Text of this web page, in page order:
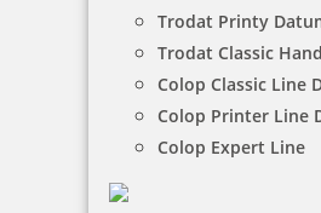
Trodat Printy
Trodat Classic
Colop Classic Line
Colop Printer Line
Colop Expert Line
Der Switch Write & Stamp ist
Begleiter für unterwegs, denn
Tasche. Der Switch Write &
Kugelschreiber mit einem
müssen nur den hinteren Teil
abnehmen und schon kommt